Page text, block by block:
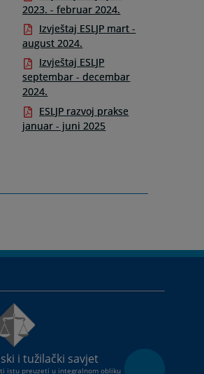
2023. - februar 2024.
Izvještaj ESLJP mart -
august 2024.
Izvještaj ESLJP
septembar - decembar
2024.
ESLJP razvoj prakse
januar - juni 2025
i tužilački savjet
istu preuzeti u integralnom obliku